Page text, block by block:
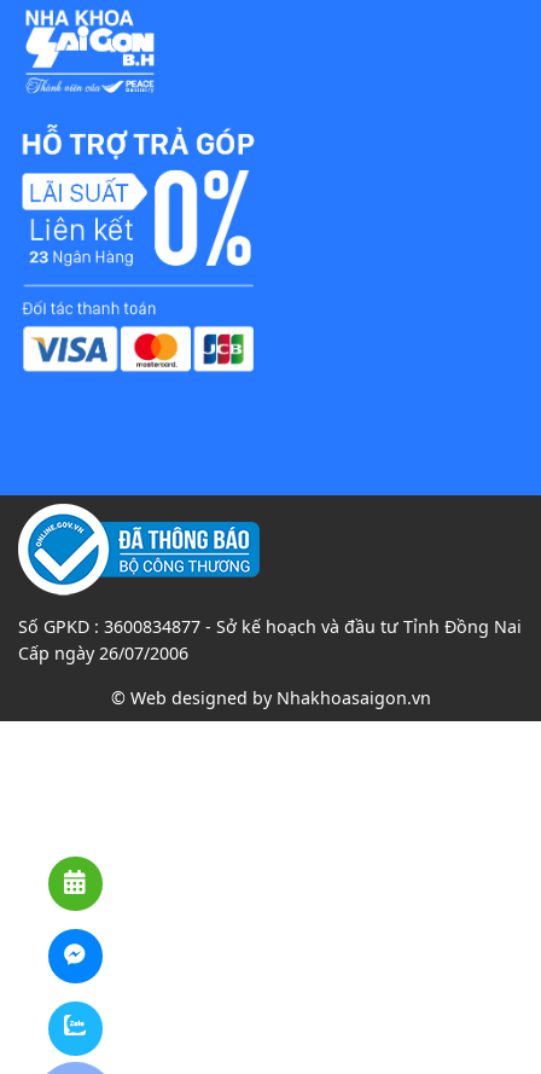
Số GPKD : 3600834877 - Sở kế hoạch và đầu tư Tỉnh Đồng Nai
Cấp ngày 26/07/2006
© Web designed by Nhakhoasaigon.vn